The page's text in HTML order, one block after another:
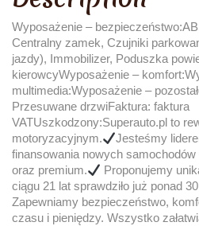
Wyposażenie –
Centralny zamek, Czujniki
jazdy), Immobilizer, Poduszka
kierowcyWyposażenie –
multimedia:Wyposażenie –
Przesuwane drzwiFaktura: faktura
VATUszkodzony:Superauto.pl to
motoryzacyjnym.
Jesteśmy
finansowania nowych
oraz premium.
Proponujemy
ciągu 21 lat sprawdziło już ponad
Zapewniamy bezpieczeństwo,
czasu i pieniędzy. Wszystko